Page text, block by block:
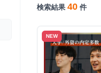
検索結果40 件
NEW